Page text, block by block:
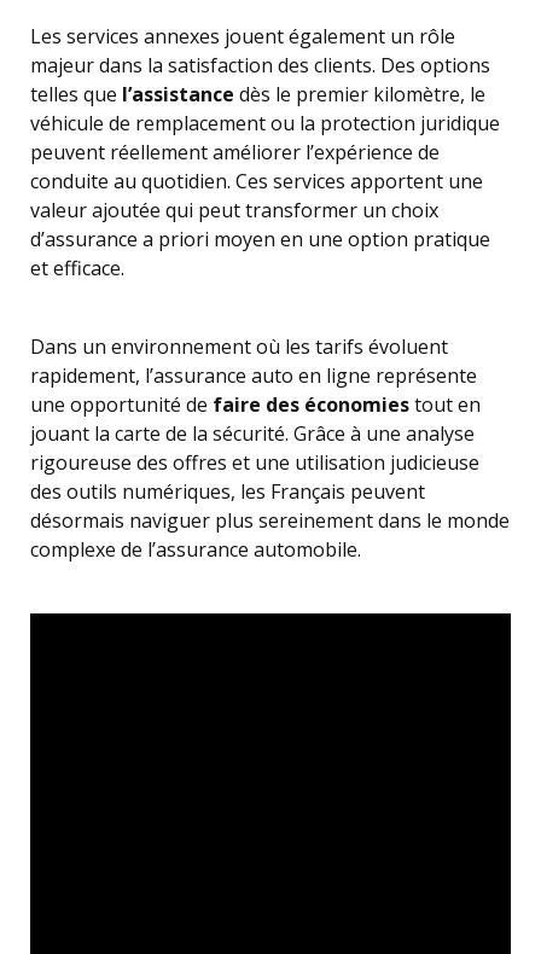
Les services annexes jouent également un rôle
majeur dans la satisfaction des clients. Des options
telles que l’assistance dès le premier kilomètre, le
véhicule de remplacement ou la protection juridique
peuvent réellement améliorer l’expérience de
conduite au quotidien. Ces services apportent une
valeur ajoutée qui peut transformer un choix
d’assurance a priori moyen en une option pratique
et efficace.
Dans un environnement où les tarifs évoluent
rapidement, l’assurance auto en ligne représente
une opportunité de faire des économiestout en
jouant la carte de la sécurité. Grâce à une analyse
rigoureuse des offres et une utilisation judicieuse
des outils numériques, les Français peuvent
désormais naviguer plus sereinement dans le monde
complexe de l’assurance automobile.